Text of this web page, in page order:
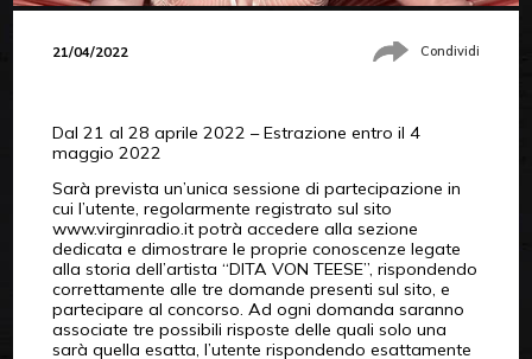
21/04/2022 Condividi
Dal 21 al 28 aprile 2022 – Estrazione entro il 4
maggio 2022
Sarà prevista un’unica sessione di partecipazione in
cui l’utente, regolarmente registrato sul sito
www.virginradio.it potrà accedere alla sezione
dedicata e dimostrare le proprie conoscenze legate
alla storia dell’artista “DITA VON TEESE”, rispondendo
correttamente alle tre domande presenti sul sito, e
partecipare al concorso. Ad ogni domanda saranno
associate tre possibili risposte delle quali solo una
sarà quella esatta, l’utente rispondendo esattamente